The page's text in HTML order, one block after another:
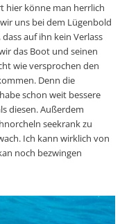
hier könne man herrlich
uns bei dem Lügenbold
auf ihn kein Verlass
das Boot und seinen
wie versprochen den
Denn die
schon weit bessere
diesen. Außerdem
seekrank zu
Ich kann wirklich von
noch bezwingen